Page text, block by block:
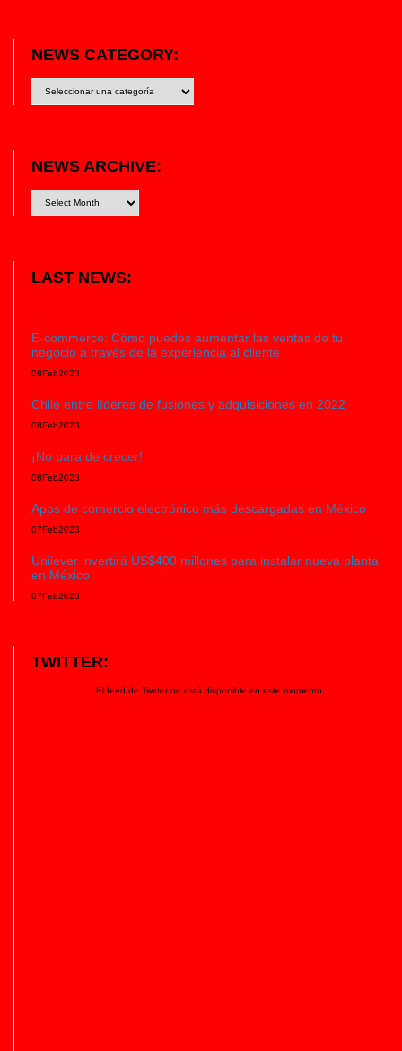
NEWS CATEGORY:
category:
NEWS ARCHIVE:
LAST NEWS:
E-commerce: Cómo puedes aumentar las ventas de tu
negocio a través de la experiencia al cliente
08Feb2023
Chile entre líderes de fusiones y adquisiciones en 2022
08Feb2023
¡No para de crecer!
08Feb2023
Apps de comercio electrónico más descargadas en México
07Feb2023
Unilever invertirá US$400 millones para instalar nueva planta
en México
07Feb2023
TWITTER:
El feed de Twitter no está disponible en este momento.